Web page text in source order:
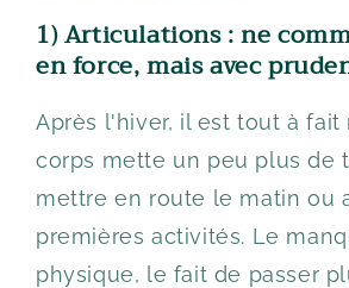
1) Articulations : ne
en force, mais avec
Après l'hiver, il est tout à fait
corps mette un peu plus de
mettre en route le matin ou
premières activités. Le
physique, le fait de passer